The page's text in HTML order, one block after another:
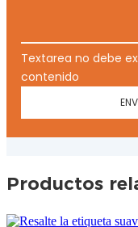
Textarea no debe
contenido
Productos